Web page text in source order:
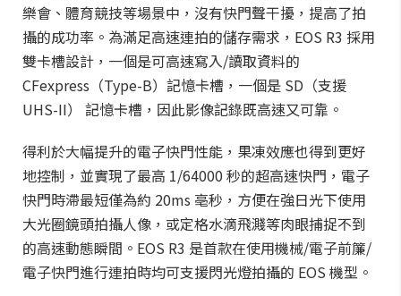
樂會、體育競技等場景中，沒有快門聲干擾，提高了拍
攝的成功率。為滿足高速連拍的儲存需求，EOS R3 採用
雙卡槽設計，一個是可高速寫入/讀取資料的
CFexpress（Type-B）記憶卡槽，一個是 SD（支援
UHS-II） 記憶卡槽，因此影像記錄既高速又可靠。
得利於大幅提升的電子快門性能，果凍效應也得到更好
地控制，並實現了最高 1/64000 秒的超高速快門，電子
快門時滯最短僅為約 20ms 亳秒，方便在強日光下使用
大光圈鏡頭拍攝人像，或定格水滴飛濺等肉眼捕捉不到
的高速動態瞬間。EOS R3 是首款在使用機械/電子前簾/
電子快門進行連拍時均可支援閃光燈拍攝的 EOS 機型。